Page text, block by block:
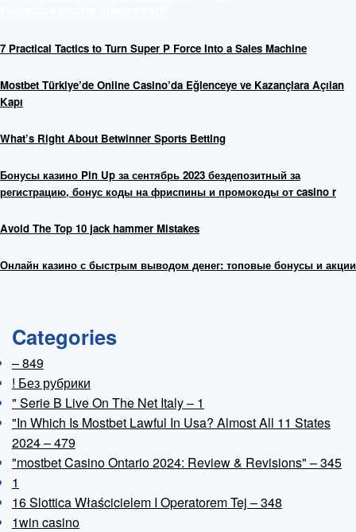
7 Practical Tactics to Turn Super P Force Into a Sales Machine
Mostbet Türkiye’de Online Casino’da Eğlenceye ve Kazançlara Açılan
Kapı
What’s Right About Betwinner Sports Betting
Бонусы казино Pin Up за сентябрь 2023 бездепозитный за
регистрацию, бонус коды на фриспины и промокоды от casino r
Avoid The Top 10 jack hammer Mistakes
Онлайн казино с быстрым выводом денег: топовые бонусы и акции
Categories
– 849
! Без рубрики
"️ Serie B Live On The Net Italy – 1
"In Which Is Mostbet Lawful In Usa? Almost All 11 States
2024 – 479
"mostbet Casino Ontario 2024: Review & Revisions" – 345
1
16 Slottica Właścicielem I Operatorem Tej – 348
1win casino